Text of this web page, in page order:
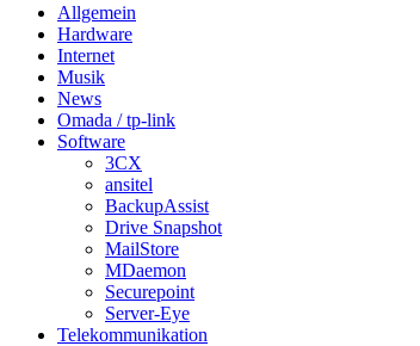
Allgemein
Hardware
Internet
Musik
News
Omada / tp-link
Software
3CX
ansitel
BackupAssist
Drive Snapshot
MailStore
MDaemon
Securepoint
Server-Eye
Telekommunikation